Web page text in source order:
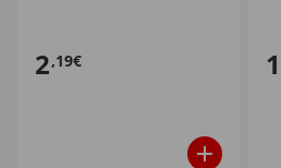
2,19€ 1